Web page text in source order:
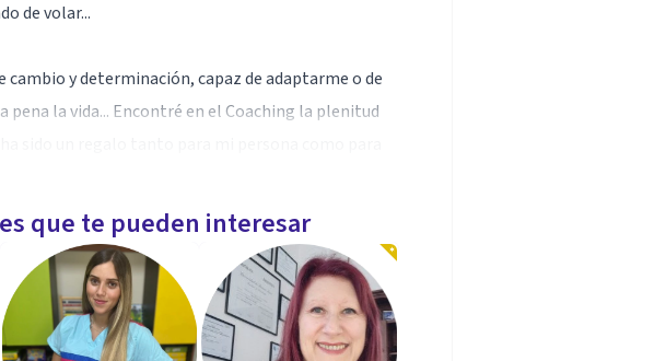
de volar...
cambio y determinación, capaz de adaptarme o de
la vida... Encontré en el Coaching la plenitud
prueba fehaciente de que funciona, quienes me
Delia Carrillo Magaña, una mujer de Fe
y dificultades en la vida.
que te pueden interesar